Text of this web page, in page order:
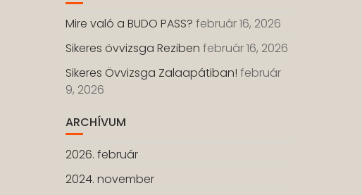
Mire való a BUDO PASS? február 16, 2026
Sikeres övvizsga Reziben február 16, 2026
Sikeres Övvizsga Zalaapátiban! február
9, 2026
ARCHÍVUM
2026. február
2024. november